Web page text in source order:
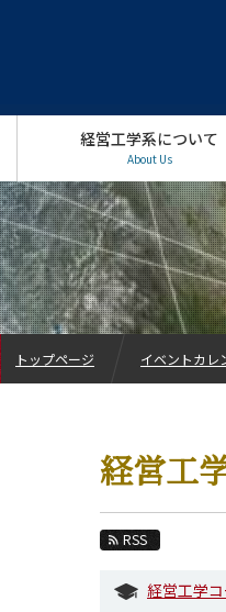
経営工学系について
About Us
経営工
RSS
経営工学
トップページ イベントカレ
経営工学系について